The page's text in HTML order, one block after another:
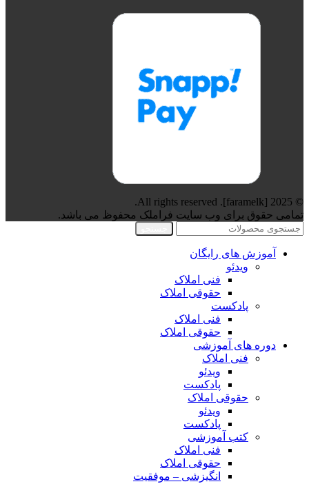
© 2025 [faramelk]. All rights reserved.
تمامی حقوق برای وب سایت فراملک محفوظ می باشد.
آموزش های رایگان
ویدئو
فنی املاک
حقوقی املاک
پادکست
فنی املاک
حقوقی املاک
دوره های آموزشی
فنی املاک
ویدئو
پادکست
حقوقی املاک
ویدئو
پادکست
کتب آموزشی
فنی املاک
حقوقی املاک
انگیزشی – موفقیت